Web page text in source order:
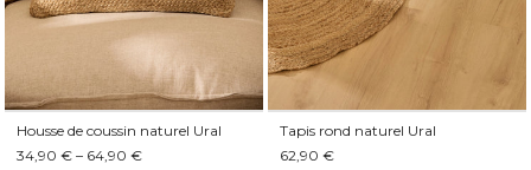
Housse de coussin naturel Ural
34,90 € – 64,90 €
Tapis rond naturel Ural
62,90 €